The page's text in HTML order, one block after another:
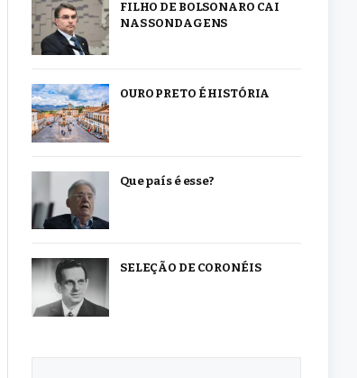
FILHO DE BOLSONARO CAI
NAS SONDAGENS
OURO PRETO É HISTÓRIA
Que país é esse?
SELEÇÃO DE CORONÉIS